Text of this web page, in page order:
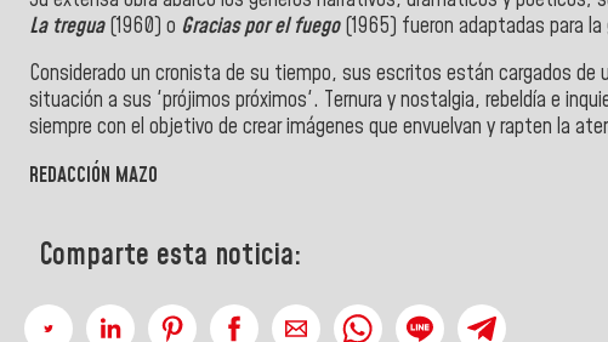
La tregua(1960) o Gracias por el fuego(1965) fueron adaptadas para la
Considerado un cronista de su tiempo, sus escritos están cargados
situación a sus 'prójimos próximos'. Ternura y nostalgia, rebeldía e
siempre con el objetivo de crear imágenes que envuelvan y rapten la
REDACCIÓN MAZO
Comparte esta noticia: